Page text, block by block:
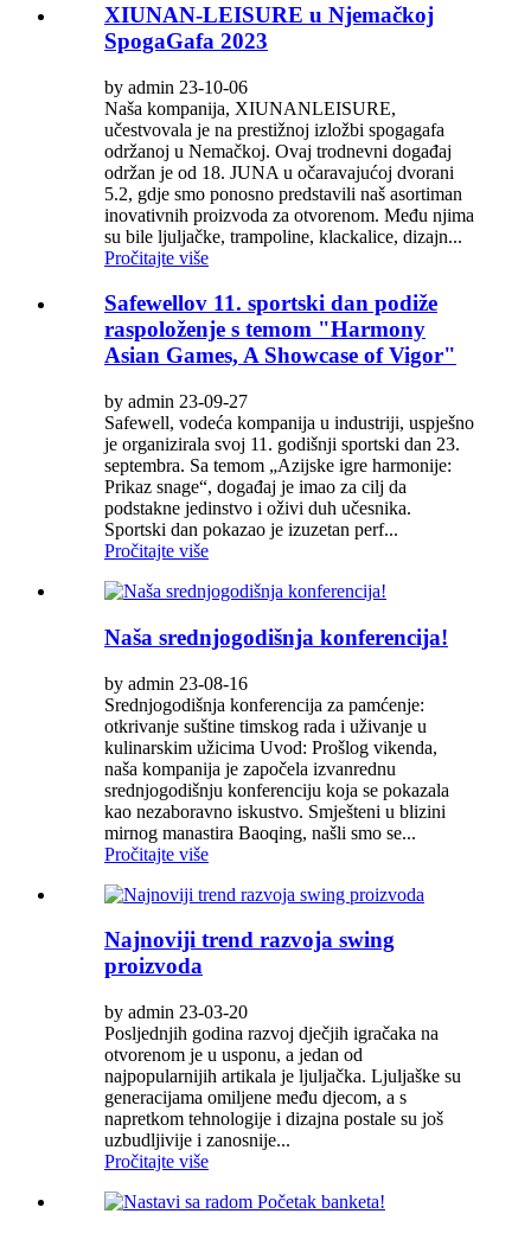
XIUNAN-LEISURE u Njemačkoj
SpogaGafa 2023
by admin 23-10-06
Naša kompanija, XIUNANLEISURE,
učestvovala je na prestižnoj izložbi spogagafa
održanoj u Nemačkoj. Ovaj trodnevni događaj
održan je od 18. JUNA u očaravajućoj dvorani
5.2, gdje smo ponosno predstavili naš asortiman
inovativnih proizvoda za otvorenom. Među njima
su bile ljuljačke, trampoline, klackalice, dizajn...
Pročitajte više
Safewellov 11. sportski dan podiže
raspoloženje s temom "Harmony
Asian Games, A Showcase of Vigor"
by admin 23-09-27
Safewell, vodeća kompanija u industriji, uspješno
je organizirala svoj 11. godišnji sportski dan 23.
septembra. Sa temom „Azijske igre harmonije:
Prikaz snage“, događaj je imao za cilj da
podstakne jedinstvo i oživi duh učesnika.
Sportski dan pokazao je izuzetan perf...
Pročitajte više
Naša srednjogodišnja konferencija!
by admin 23-08-16
Srednjogodišnja konferencija za pamćenje:
otkrivanje suštine timskog rada i uživanje u
kulinarskim užicima Uvod: Prošlog vikenda,
naša kompanija je započela izvanrednu
srednjogodišnju konferenciju koja se pokazala
kao nezaboravno iskustvo. Smješteni u blizini
mirnog manastira Baoqing, našli smo se...
Pročitajte više
Najnoviji trend razvoja swing
proizvoda
by admin 23-03-20
Posljednjih godina razvoj dječjih igračaka na
otvorenom je u usponu, a jedan od
najpopularnijih artikala je ljuljačka. Ljuljaške su
generacijama omiljene među djecom, a s
napretkom tehnologije i dizajna postale su još
uzbudljivije i zanosnije...
Pročitajte više